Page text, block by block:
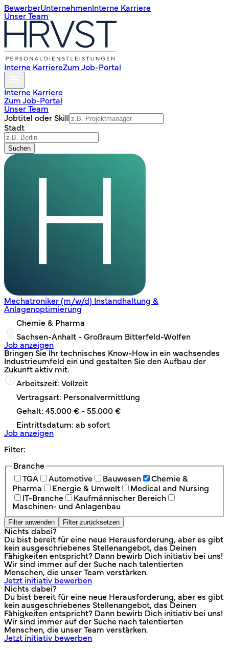
BewerberUnternehmen Interne Karriere
Unser Team
Interne KarriereZum Job-Portal
Interne Karriere
Zum Job-Portal
Unser Team
Jobtitel oder Skill
Stadt
Suchen
Mechatroniker (m/w/d) Instandhaltung &
Anlagenoptimierung
Chemie & Pharma
Sachsen-Anhalt - Großraum Bitterfeld-Wolfen
Job anzeigen
Bringen Sie Ihr technisches Know-How in ein wachsendes
Industrieumfeld ein und gestalten Sie den Aufbau der
Zukunft aktiv mit.
Arbeitszeit: Vollzeit
Vertragsart: Personalvermittlung
Gehalt: 45.000 € - 55.000 €
Eintrittsdatum: ab sofort
Job anzeigen
Filter:
Branche
TGA
Automotive Bauwesen
Chemie &
Pharma
Energie & Umwelt
Medical and Nursing
IT-Branche
Kaufmännischer Bereich
Maschinen- und Anlagenbau
Filter anwenden Filter zurücksetzen
Nichts dabei?
Du bist bereit für eine neue Herausforderung, aber es gibt
kein ausgeschriebenes Stellenangebot, das Deinen
Fähigkeiten entspricht? Dann bewirb Dich initiativ bei uns!
Wir sind immer auf der Suche nach talentierten
Menschen, die unser Team verstärken.
Jetzt initiativ bewerben
Nichts dabei?
Du bist bereit für eine neue Herausforderung, aber es gibt
kein ausgeschriebenes Stellenangebot, das Deinen
Fähigkeiten entspricht? Dann bewirb Dich initiativ bei uns!
Wir sind immer auf der Suche nach talentierten
Menschen, die unser Team verstärken.
Jetzt initiativ bewerben